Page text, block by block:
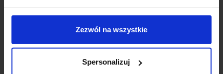
Zezwól na wszystkie
Spersonalizuj
ul. Wileńska 53/55